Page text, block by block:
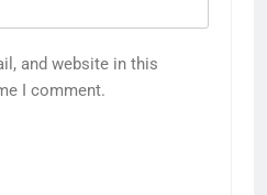
and website in this
I comment.